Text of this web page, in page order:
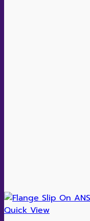
Quick View